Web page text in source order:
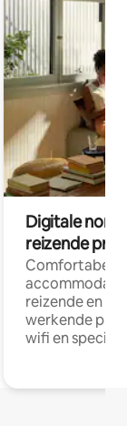
Digitale
reizende
Comfortabele
reizende en
werkende
wifi en